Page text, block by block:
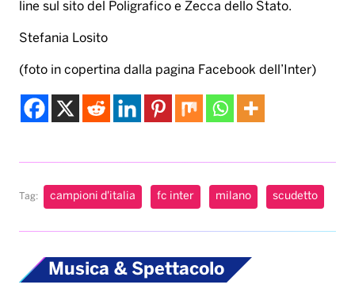
line sul sito del Poligrafico e Zecca dello Stato.
Stefania Losito
(foto in copertina dalla pagina Facebook dell’Inter)
Tag: campioni d'italia fc inter milano scudetto
Musica & Spettacolo